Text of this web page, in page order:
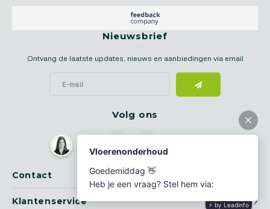
Contact
Nieuwsbrief
Ontvang de laatste updates, nieuws en aanbiedingen via email
Volg ons
Klantenservice